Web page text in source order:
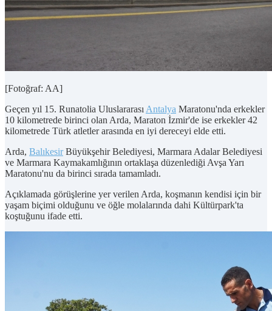
[Fotoğraf: AA]
Geçen yıl 15. Runatolia Uluslararası Antalya Maratonu'nda erkekler
10 kilometrede birinci olan Arda, Maraton İzmir'de ise erkekler 42
kilometrede Türk atletler arasında en iyi dereceyi elde etti.
Arda, BalıkesirBüyükşehir Belediyesi, Marmara Adalar Belediyesi
ve Marmara Kaymakamlığının ortaklaşa düzenlediği Avşa Yarı
Maratonu'nu da birinci sırada tamamladı.
Açıklamada görüşlerine yer verilen Arda, koşmanın kendisi için bir
yaşam biçimi olduğunu ve öğle molalarında dahi Kültürpark'ta
koştuğunu ifade etti.